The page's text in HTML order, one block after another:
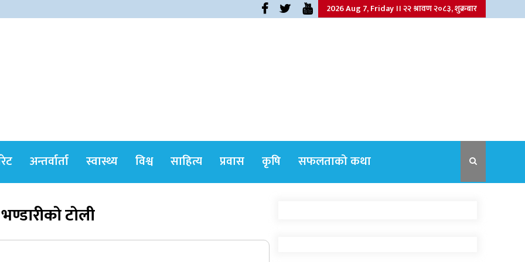
2026 Aug 7, Friday ।। २२ श्रावण २०८३, शुक्रबार
अन्तर्वार्ता स्वास्थ्य विश्व साहित्य प्रवास कृषि सफलताको कथा
सर्वोच्चले खारेज गर्‍यो दानबहादुर बुढाको रिट,
टाेली